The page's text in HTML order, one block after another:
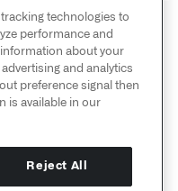
All rights
Information
technologies to
performance and
about your
and analytics
preference signal then
is available in our
Reject All